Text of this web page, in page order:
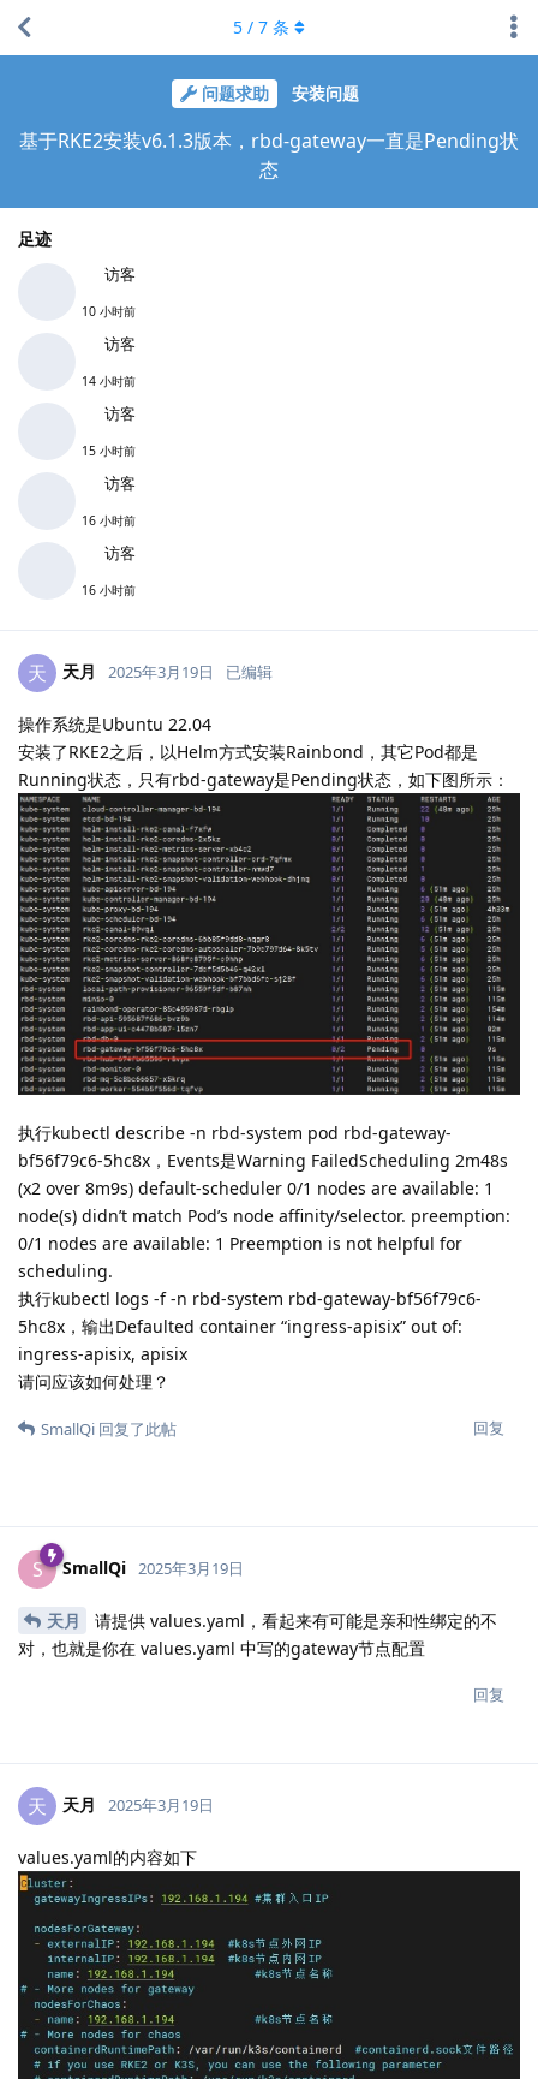
问题求助 安装问题
基于RKE2安装v6.1.3版本，rbd-gateway一直是Pending状
态
足迹
访客
10 小时前
访客
14 小时前
访客
15 小时前
访客
16 小时前
访客
16 小时前
5 / 7 条
天 天月 2025年3月19日 已编辑
操作系统是Ubuntu 22.04
安装了RKE2之后，以Helm方式安装Rainbond，其它Pod都是
Running状态，只有rbd-gateway是Pending状态，如下图所示：
执行kubectl describe -n rbd-system pod rbd-gateway-
bf56f79c6-5hc8x，Events是Warning FailedScheduling 2m48s
(x2 over 8m9s) default-scheduler 0/1 nodes are available: 1
node(s) didn’t match Pod’s node affinity/selector. preemption:
0/1 nodes are available: 1 Preemption is not helpful for
scheduling.
执行kubectl logs -f -n rbd-system rbd-gateway-bf56f79c6-
5hc8x，输出Defaulted container “ingress-apisix” out of:
ingress-apisix, apisix
请问应该如何处理？
回复
SmallQi 回复了此帖
S SmallQi 2025年3月19日
天月
请提供 values.yaml，看起来有可能是亲和性绑定的不
对，也就是你在 values.yaml 中写的gateway节点配置
回复
天 天月 2025年3月19日
values.yaml的内容如下